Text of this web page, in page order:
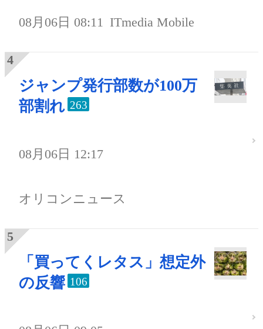
08月06日 08:11 ITmedia Mobile
ジャンプ発行部数が100万
部割れ 263
08月06日 12:17
オリコンニュース
「買ってくレタス」想定外
の反響 106